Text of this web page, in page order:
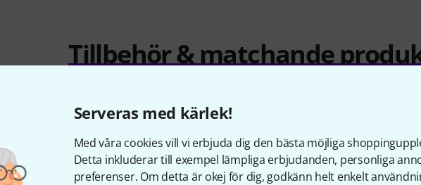
Serveras med kärlek!
Med våra cookies vill vi erbjuda dig den bästa möjliga
Detta inkluderar till exempel lämpliga erbjudanden, personliga
preferenser. Om detta är okej för dig, godkänn helt enkelt
Tillbehör & matchande